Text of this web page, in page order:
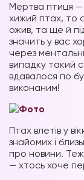
Мертва птиця —
хижий птах, то
ожив, та ще й
значить у вас
через
випадку такий
вдавалося по
виконаним!
Птах влетів у
знайомих і
про новини. Теж
— хтось хоче